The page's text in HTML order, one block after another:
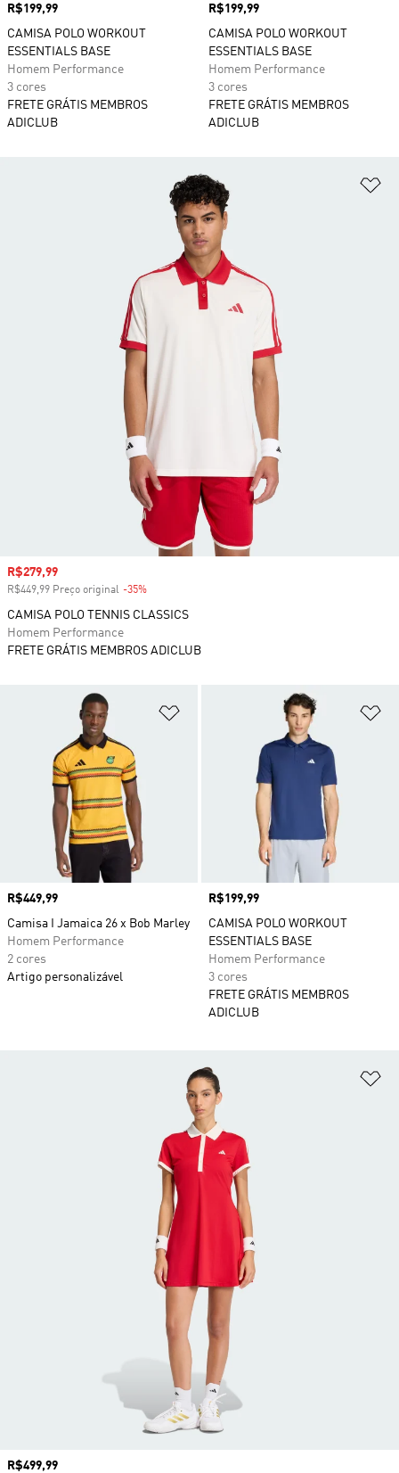
Preço
R$199,99
CAMISA POLO WORKOUT
ESSENTIALS BASE
Homem Performance
3 cores
FRETE GRÁTIS MEMBROS
ADICLUB
Preço
R$199,99
CAMISA POLO WORKOUT
ESSENTIALS BASE
Homem Performance
3 cores
FRETE GRÁTIS MEMBROS
ADICLUB
Adicionar à Lista de Desejos
Preço
R$449,99
Camisa I Jamaica 26 x Bob Marley
Homem Performance
2 cores
Artigo personalizável
Preço
R$199,99
CAMISA POLO WORKOUT
ESSENTIALS BASE
Homem Performance
3 cores
FRETE GRÁTIS MEMBROS
ADICLUB
Preço com desconto
R$279,99
R$449,99 Preço original -35%
CAMISA POLO TENNIS CLASSICS
Homem Performance
FRETE GRÁTIS MEMBROS ADICLUB
Preço
R$499,99